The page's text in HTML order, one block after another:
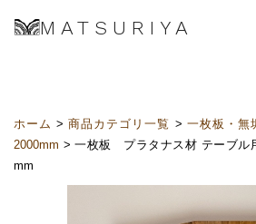
MATSURIYA
ホーム >商品カテゴリ一覧 > 一枚板・無
2000mm > 一枚板 プラタナス材 テーブル
mm